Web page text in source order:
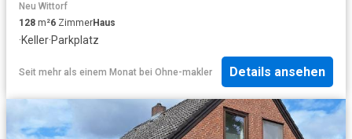
Neu Wittorf
128 m²6 ZimmerHaus
·Keller·Parkplatz
Seit mehr als einem Monat bei Ohne-makler Details ansehen